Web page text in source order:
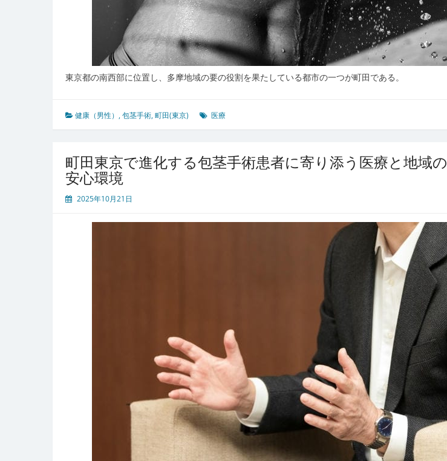
東京都の南西部に位置し、多摩地域の要の役割を果たしている都市の一つが町田である。
健康（男性） ,包茎手術,町田(東京) 医療
町田東京で進化する包茎手術患者に寄り添う医療と地域の
安心環境
2025年10月21日